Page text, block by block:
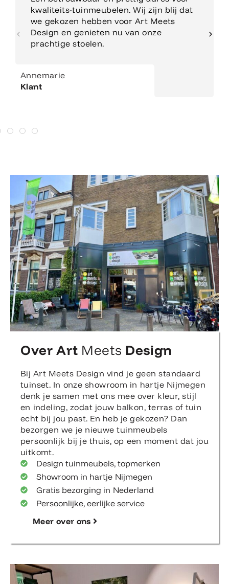
kwaliteits-tuinmeubelen. Wij zijn blij dat
we gekozen hebben voor Art Meets
Design en genieten nu van onze
prachtige stoelen.
Annemarie
Klant
Over Art Meets Design
Bij Art Meets Design vind je geen standaard
tuinset. In onze showroom in hartje Nijmegen
denk je samen met ons mee over kleur, stijl
en indeling, zodat jouw balkon, terras of tuin
echt bij jou past. En heb je gekozen? Dan
bezorgen we je nieuwe tuinmeubels
persoonlijk bij je thuis, op een moment dat jou
uitkomt.
Design tuinmeubels, topmerken
Showroom in hartje Nijmegen
Gratis bezorging in Nederland
Persoonlijke, eerlijke service
Meer over ons